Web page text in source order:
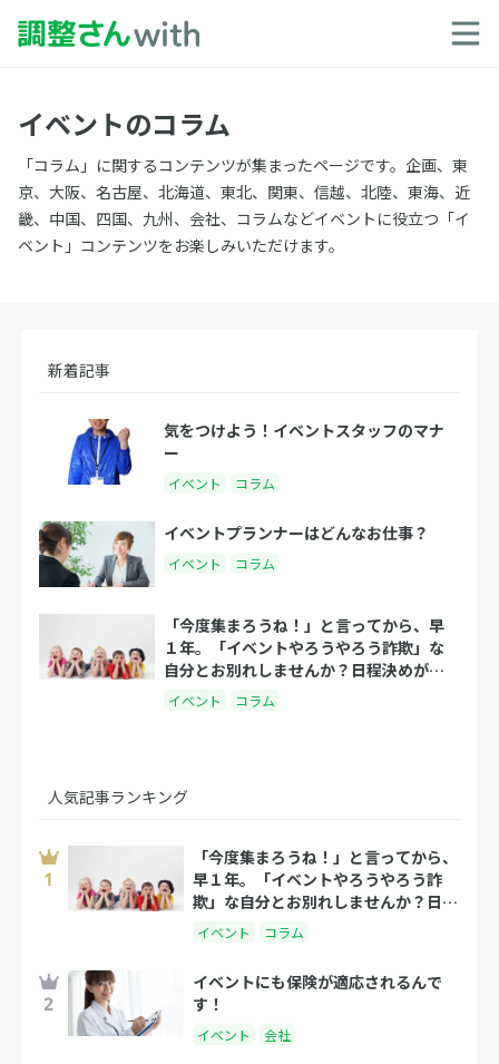
イベントのコラム
「コラム」に関するコンテンツが集まったページです。企画、東
京、大阪、名古屋、北海道、東北、関東、信越、北陸、東海、近
畿、中国、四国、九州、会社、コラムなどイベントに役立つ「イ
ベント」コンテンツをお楽しみいただけます。
新着記事
気をつけよう！イベントスタッフのマナ
ー
イベント コラム
イベントプランナーはどんなお仕事？
イベント コラム
「今度集まろうね！」と言ってから、早
１年。「イベントやろうやろう詐欺」な
自分とお別れしませんか？日程決めが人
生の豊かさを決める理由
イベント コラム
人気記事ランキング
「今度集まろうね！」と言ってから、
早１年。「イベントやろうやろう詐
欺」な自分とお別れしませんか？日程
決めが人生の豊かさを決める理由
イベント コラム
イベントにも保険が適応されるんで
す！
イベント 会社